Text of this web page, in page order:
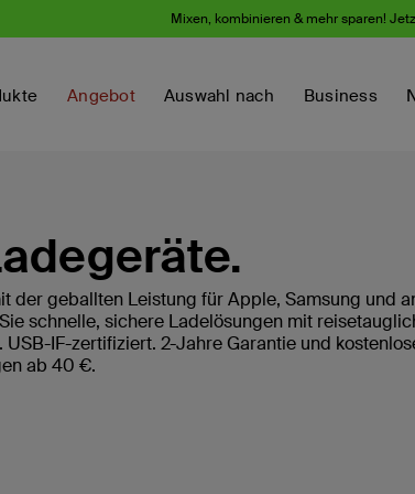
Mixen, kombinieren & mehr sparen!
Angebot Auswahl nach Business
der geballten Leistung für Apple, Samsung und
schnelle, sichere Ladelösungen mit
IF-zertifiziert. 2-Jahre Garantie und
ab 40 €.